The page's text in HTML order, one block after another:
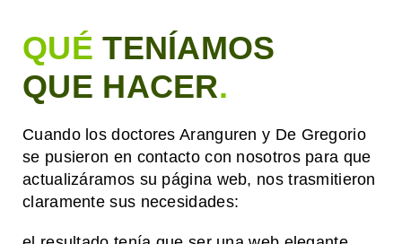
QUÉTENÍAMOS
QUE HACER.
Cuando los doctores Aranguren y De Gregorio
se pusieron en contacto con nosotros para que
actualizáramos su página web, nos trasmitieron
claramente sus necesidades: